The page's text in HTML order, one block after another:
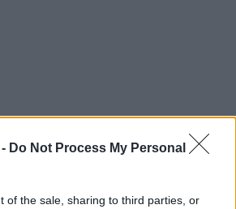
Do Not Process My Personal
of the sale, sharing to third parties, or